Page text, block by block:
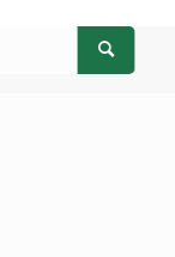
Basilic Fin Vert